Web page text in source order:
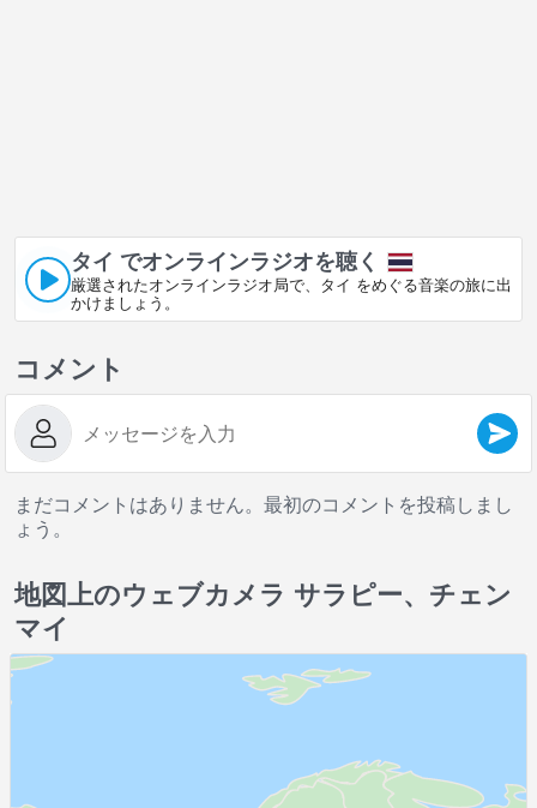
タイ でオンラインラジオを聴く
厳選されたオンラインラジオ局で、タイ をめぐる音楽の旅に出
かけましょう。
コメント
まだコメントはありません。最初のコメントを投稿しまし
ょう。
地図上のウェブカメラ サラピー、チェン
マイ